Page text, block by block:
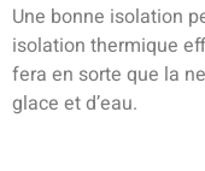
Une bonne isolation
isolation thermique
fera en sorte que la
glace et d’eau.